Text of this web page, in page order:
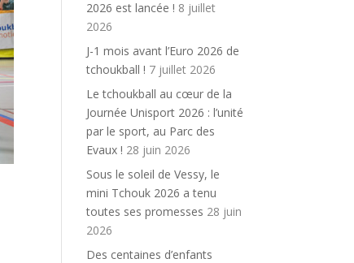
2026 est lancée ! 8 juillet
2026
J-1 mois avant l’Euro 2026 de
tchoukball ! 7 juillet 2026
Le tchoukball au cœur de la
Journée Unisport 2026 : l’unité
par le sport, au Parc des
Evaux ! 28 juin 2026
Sous le soleil de Vessy, le
mini Tchouk 2026 a tenu
toutes ses promesses 28 juin
2026
Des centaines d’enfants